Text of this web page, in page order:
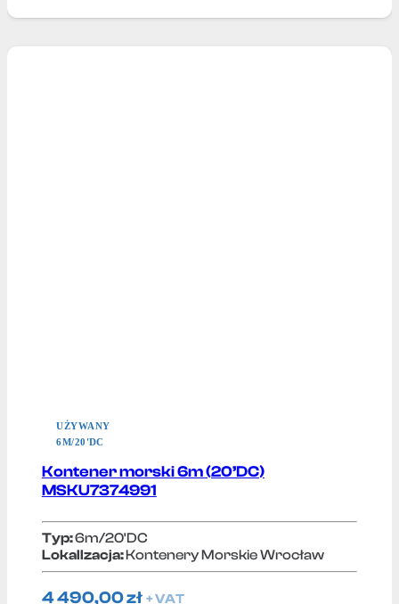
UŻYWANY
6M/20'DC
Kontener morski 6m (20’DC)
MSKU7374991
Typ:6m/20'DC
Lokallzacja:Kontenery Morskie Wrocław
4 490,00zł + VAT